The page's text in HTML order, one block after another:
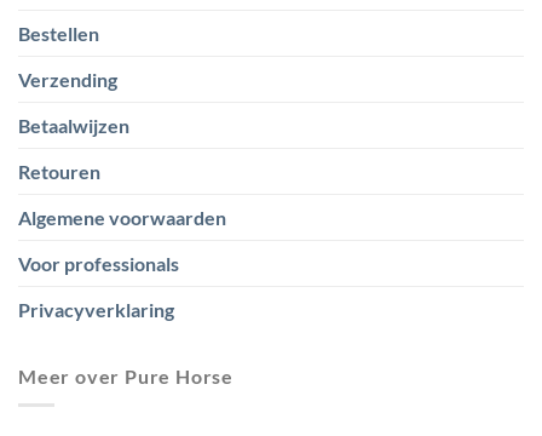
Bestellen
Verzending
Betaalwijzen
Retouren
Algemene voorwaarden
Voor professionals
Privacyverklaring
Meer over Pure Horse